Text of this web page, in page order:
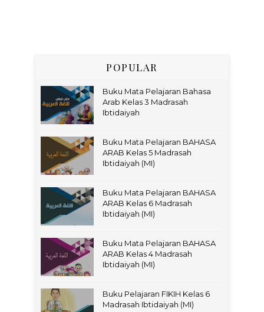
POPULAR
Buku Mata Pelajaran Bahasa
Arab Kelas 3 Madrasah
Ibtidaiyah
Buku Mata Pelajaran BAHASA
ARAB Kelas 5 Madrasah
Ibtidaiyah (MI)
Buku Mata Pelajaran BAHASA
ARAB Kelas 6 Madrasah
Ibtidaiyah (MI)
Buku Mata Pelajaran BAHASA
ARAB Kelas 4 Madrasah
Ibtidaiyah (MI)
Buku Pelajaran FIKIH Kelas 6
Madrasah Ibtidaiyah (MI)